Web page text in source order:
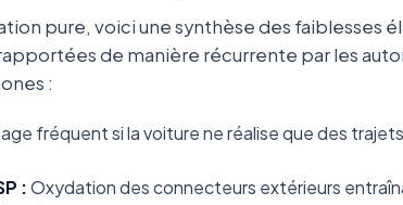
pure, voici une synthèse des faiblesses
de manière récurrente par les
:
fréquent si la voiture ne réalise que des
:Oxydation des connecteurs extérieurs